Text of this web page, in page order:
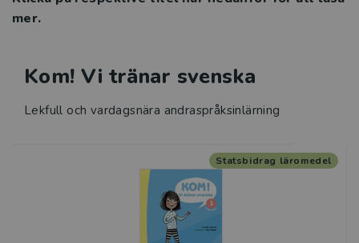
Klassrumskul
mer.
Kom! Vi tränar svenska
Lekfull och vardagsnära andraspråksinlärning
Statsbidrag läromedel